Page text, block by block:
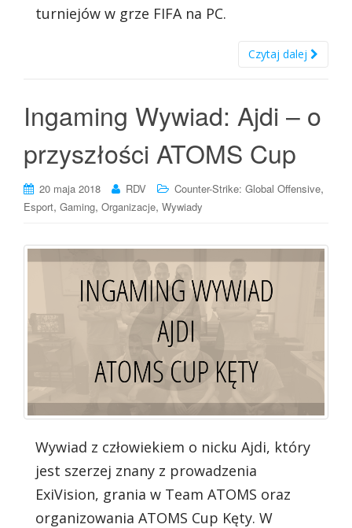
turniejów w grze FIFA na PC.
Czytaj dalej
Ingaming Wywiad: Ajdi – o
przyszłości ATOMS Cup
20 maja 2018 RDV Counter-Strike: Global Offensive,
Esport, Gaming, Organizacje, Wywiady
Wywiad z człowiekiem o nicku Ajdi, który
jest szerzej znany z prowadzenia
ExiVision, grania w Team ATOMS oraz
organizowania ATOMS Cup Kęty. W